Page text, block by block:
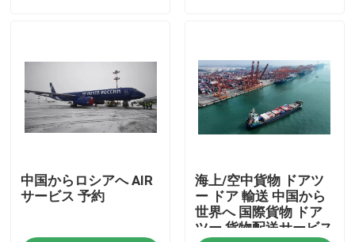
わたしたち に つい て
品質管理
中国からロシアへ AIR
サービス 予約
海上/空中貨物 ドアツ
ー ドア 輸送 中国から
世界へ 国際貨物 ドア
ツー 貨物配送サービス